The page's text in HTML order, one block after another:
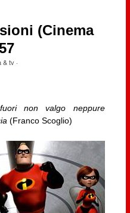
(Cinema
& tv·
non valgo neppure
(Franco Scoglio)